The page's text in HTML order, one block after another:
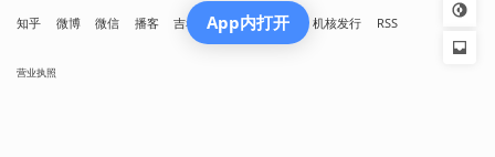
知乎 微博 微信 播客 吉考斯工业 核市奇谭 机核发行 RSS
营业执照
App内打开